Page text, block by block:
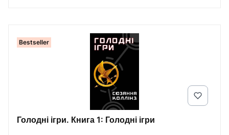
Bestseller
Голодні ігри. Книга 1: Голодні ігри